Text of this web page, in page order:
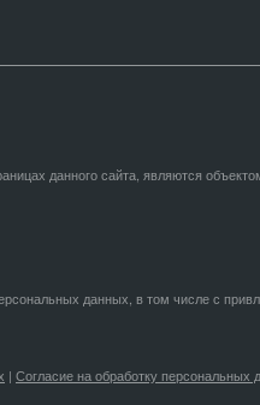
данного сайта, являются
данных, в том числе с
| Согласие на обработку персональных